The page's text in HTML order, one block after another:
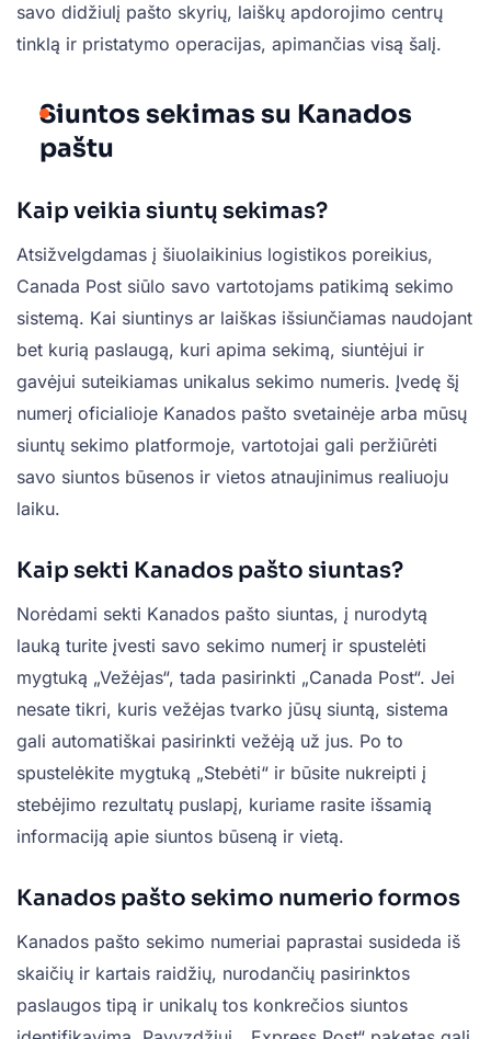
savo didžiulį pašto skyrių, laiškų apdorojimo centrų
tinklą ir pristatymo operacijas, apimančias visą šalį.
Siuntos sekimas su Kanados
paštu
Kaip veikia siuntų sekimas?
Atsižvelgdamas į šiuolaikinius logistikos poreikius,
Canada Post siūlo savo vartotojams patikimą sekimo
sistemą. Kai siuntinys ar laiškas išsiunčiamas naudojant
bet kurią paslaugą, kuri apima sekimą, siuntėjui ir
gavėjui suteikiamas unikalus sekimo numeris. Įvedę šį
numerį oficialioje Kanados pašto svetainėje arba mūsų
siuntų sekimo platformoje, vartotojai gali peržiūrėti
savo siuntos būsenos ir vietos atnaujinimus realiuoju
laiku.
Kaip sekti Kanados pašto siuntas?
Norėdami sekti Kanados pašto siuntas, į nurodytą
lauką turite įvesti savo sekimo numerį ir spustelėti
mygtuką „Vežėjas“, tada pasirinkti „Canada Post“. Jei
nesate tikri, kuris vežėjas tvarko jūsų siuntą, sistema
gali automatiškai pasirinkti vežėją už jus. Po to
spustelėkite mygtuką „Stebėti“ ir būsite nukreipti į
stebėjimo rezultatų puslapį, kuriame rasite išsamią
informaciją apie siuntos būseną ir vietą.
Kanados pašto sekimo numerio formos
Kanados pašto sekimo numeriai paprastai susideda iš
skaičių ir kartais raidžių, nurodančių pasirinktos
paslaugos tipą ir unikalų tos konkrečios siuntos